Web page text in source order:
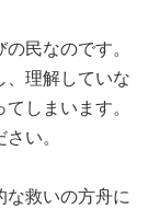
民なのです。
、理解していな
しまいます。
い。
救いの方舟に